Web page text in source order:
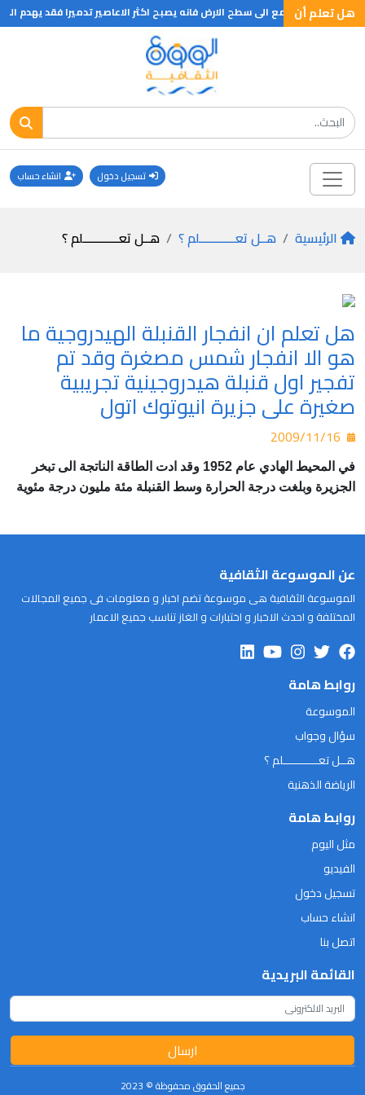
هل تعلم أن
يهدم البيوت ويسلب الدجاج ريشه ويتركه بلا ريش وان الاعصار يتميز بظهور قمع طويل ويبلغ ارتفاعه بين 1000 و1500 متر
تسجيل دخول انشاء حساب
الرئيسية هــل تعـــــــــــلم ؟ هــل تعـــــــــــلم ؟
هل تعلم ان انفجار القنبلة الهيدروجية ما
هو الا انفجار شمس مصغرة وقد تم
تفجير اول قنبلة هيدروجينية تجريبية
صغيرة على جزيرة انيوتوك اتول
في المحيط الهادي عام 1952 وقد ادت الطاقة الناتجة الى تبخر
الجزيرة وبلغت درجة الحرارة وسط القنبلة مئة مليون درجة مئوية
عن الموسوعة الثقافية
الموسوعة الثقافية هى موسوعة تضم اخبار و معلومات فى جميع المجالات
المختلفة و احدث الاخبار و اختبارات و الغاز تناسب جميع الاعمار
روابط هامة
الموسوعة
سؤال وجواب
هــل تعـــــــــــلم ؟
الرياضة الذهنية
روابط هامة
مثل اليوم
الفيديو
تسجيل دخول
انشاء حساب
اتصل بنا
القائمة البريدية
ارسال
جميع الحقوق محفوظة © 2023